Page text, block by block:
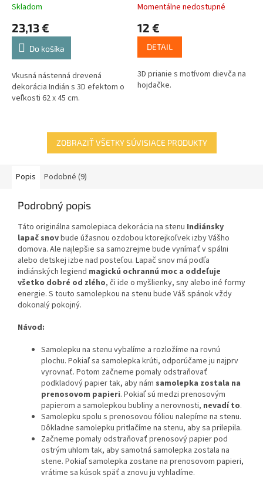
Skladom
23,13 €
Do košíka
Vkusná nástenná drevená
dekorácia Indián s 3D efektom o
veľkosti 62 x 45 cm.
Momentálne nedostupné
12 €
DETAIL
3D prianie s motívom dievča na
hojdačke.
ZOBRAZIŤ VŠETKY SÚVISIACE PRODUKTY
Popis Podobné (9)
Podrobný popis
Táto originálna samolepiaca dekorácia na stenu Indiánsky
lapač snovbude úžasnou ozdobou ktorejkoľvek izby Vášho
domova. Ale najlepšie sa samozrejme bude vynímať v spálni
alebo detskej izbe nad posteľou. Lapač snov má podľa
indiánských legiend magickú ochrannú moc a oddeľuje
všetko dobré od zlého, či ide o myšlienky, sny alebo iné formy
energie. S touto samolepkou na stenu bude Váš spánok vždy
dokonalý pokojný.
Návod:
Samolepku na stenu vybalíme a rozložíme na rovnú
plochu. Pokiaľ sa samolepka krúti, odporúčame ju najprv
vyrovnať. Potom začneme pomaly odstraňovať
podkladový papier tak, aby nám samolepka zostala na
prenosovom papieri. Pokiaľ sú medzi prenosovým
papierom a samolepkou bubliny a nerovnosti, nevadí to.
Samolepku spolu s prenosovou fóliou nalepíme na stenu.
Dôkladne samolepku pritlačíme na stenu, aby sa prilepila.
Začneme pomaly odstraňovať prenosový papier pod
ostrým uhlom tak, aby samotná samolepka zostala na
stene. Pokiaľ samolepka zostane na prenosovom papieri,
vrátime sa kúsok späť a znovu ju vyhladíme.